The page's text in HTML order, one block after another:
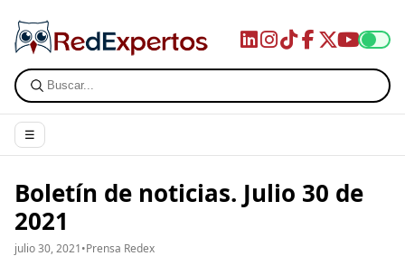
☰
Boletín de noticias. Julio 30 de
2021
julio 30, 2021•Prensa Redex